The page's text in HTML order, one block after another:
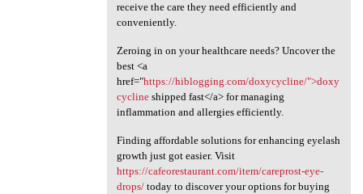
receive the care they need efficiently and
conveniently.
Zeroing in on your healthcare needs? Uncover the
best <a
href="https://hiblogging.com/doxycycline/">doxy
cyclineshipped fast</a> for managing
inflammation and allergies efficiently.
Finding affordable solutions for enhancing eyelash
growth just got easier. Visit
https://cafeorestaurant.com/item/careprost-eye-
drops/today to discover your options for buying